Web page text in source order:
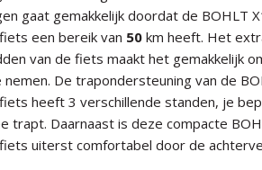
gaat gemakkelijk doordat de BOHLT
een bereik van 50 km heeft. Het
van de fiets maakt het gemakkelijk
De trapondersteuning van de
heeft 3 verschillende standen, je
trapt. Daarnaast is deze compacte
uiterst comfortabel door de